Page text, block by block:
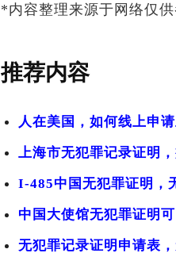
*内容整理来源于网络仅
推荐内容
人在美国，如何线上申
上海市无犯罪记录证明
I-485中国无犯罪证明，
中国大使馆无犯罪证明
无犯罪记录证明申请表